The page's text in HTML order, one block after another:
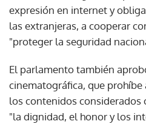
expresión en internet y
las extranjeras, a cooperar
"proteger la seguridad
El parlamento también
cinematográfica, que prohíbe
los contenidos considerados
"la dignidad, el honor y los